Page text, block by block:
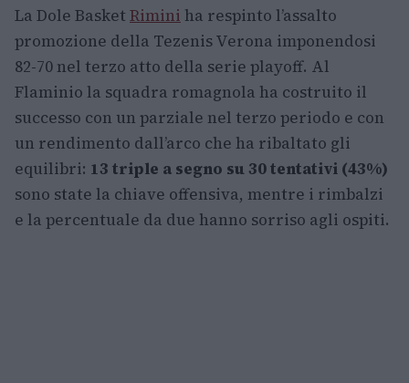
La Dole Basket Rimini ha respinto l’assalto
promozione della Tezenis Verona imponendosi
82-70 nel terzo atto della serie playoff. Al
Flaminio la squadra romagnola ha costruito il
successo con un parziale nel terzo periodo e con
un rendimento dall’arco che ha ribaltato gli
equilibri: 13 triple a segno su 30 tentativi (43%)
sono state la chiave offensiva, mentre i rimbalzi
e la percentuale da due hanno sorriso agli ospiti.